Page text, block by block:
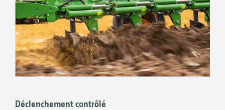
bride double trempées
Déclenchement contrôlé